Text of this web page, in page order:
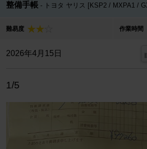
整備手帳 トヨタ ヤリス [KSP2 / MXPA1 /
難易度 作業時間
2026年4月15日
1/5